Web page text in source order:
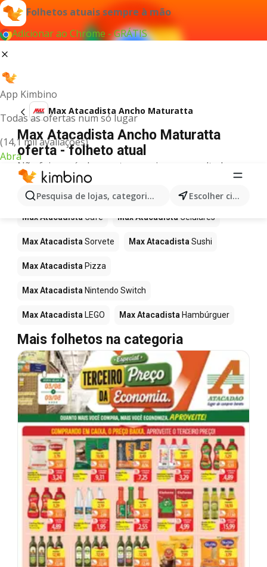
Folhetos atuais sempre à mão
Adicionar ao Chrome - GRÁTIS
App Kimbino
Todas as ofertas num só lugar
(14,1 mil avaliações)
Abra
Pesquisa de lojas, categorias,produtos... Escolher cidade
Max Atacadista Ancho Maturatta
Max Atacadista Ancho Maturatta
oferta - folheto atual
Não foi possível encontrar quaisquer resultados
para este termo.
Mais produtos em Max Atacadista
Max Atacadista Café Max Atacadista Celulares
Max Atacadista Sorvete Max Atacadista Sushi
Max Atacadista Pizza
Max Atacadista Nintendo Switch
Max Atacadista LEGO Max Atacadista Hambúrguer
Mais folhetos na categoria